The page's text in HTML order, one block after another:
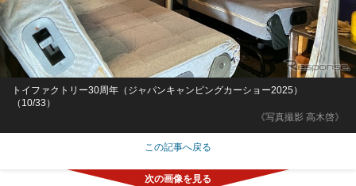
《写真撮影 高木啓》
トイファクトリー30周年（ジャパンキャンピングカーショー2025）
（10/33）
この記事へ戻る